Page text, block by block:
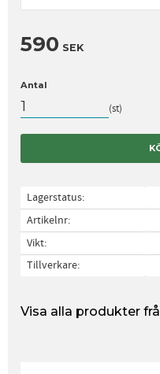
590 SEK
Antal
st
Lagerstatus
Artikelnr
Vikt
Tillverkare
Visa alla produkter